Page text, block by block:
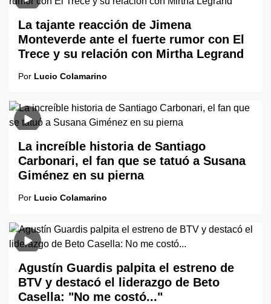
La tajante reacción de Jimena
Monteverde ante el fuerte rumor con El
Trece y su relación con Mirtha Legrand
Por Lucio Colamarino
La increíble historia de Santiago
Carbonari, el fan que se tatuó a Susana
Giménez en su pierna
Por Lucio Colamarino
Agustín Guardis palpita el estreno de
BTV y destacó el liderazgo de Beto
Casella: "No me costó..."